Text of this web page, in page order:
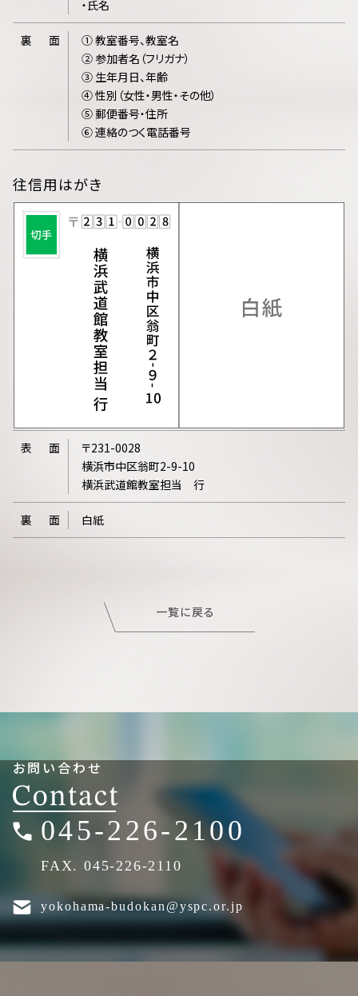
・氏名
裏 面
① 教室番号、教室名
② 参加者名（フリガナ）
③ 生年月日、年齢
④ 性別（女性・男性・その他）
⑤ 郵便番号・住所
⑥ 連絡のつく電話番号
往信用はがき
表 面
〒231-0028
横浜市中区翁町2-9-10
横浜武道館教室担当 行
裏 面 白紙
一覧に戻る
お問い合わせ
045-226-2100
FAX. 045-226-2110
yokohama-budokan@yspc.or.jp